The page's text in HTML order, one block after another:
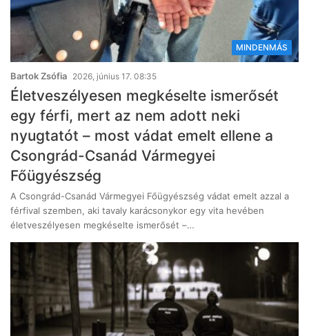
MINDENMÁS
Bartok Zsófia 2026, június 17. 08:35
Életveszélyesen megkéselte ismerősét
egy férfi, mert az nem adott neki
nyugtatót – most vádat emelt ellene a
Csongrád-Csanád Vármegyei
Főügyészség
A Csongrád-Csanád Vármegyei Főügyészség vádat emelt azzal a
férfival szemben, aki tavaly karácsonykor egy vita hevében
életveszélyesen megkéselte ismerősét –…